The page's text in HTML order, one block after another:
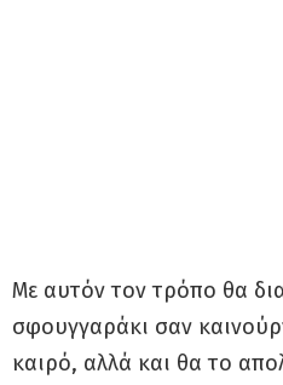
Με αυτόν τον τρόπο θα
σφουγγαράκι σαν
καιρό, αλλά και θα το